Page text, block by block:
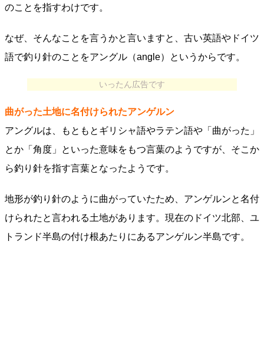
のことを指すわけです。
なぜ、そんなことを言うかと言いますと、古い英語やドイツ
語で釣り針のことをアングル（angle）というからです。
いったん広告です
曲がった土地に名付けられたアンゲルン
アングルは、もともとギリシャ語やラテン語や「曲がった」
とか「角度」といった意味をもつ言葉のようですが、そこか
ら釣り針を指す言葉となったようです。
地形が釣り針のように曲がっていたため、アンゲルンと名付
けられたと言われる土地があります。現在のドイツ北部、ユ
トランド半島の付け根あたりにあるアンゲルン半島です。